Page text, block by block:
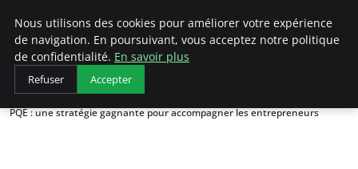
LECFCM
Accueil
Stratégies d'entrepreneuriat
PQE : une stratégie gagnante pour accompagner les entrepreneurs
Nous utilisons des cookies pour améliorer votre expérience
de navigation. En poursuivant, vous acceptez notre politique
de confidentialité. En savoir plus
Refuser Accepter